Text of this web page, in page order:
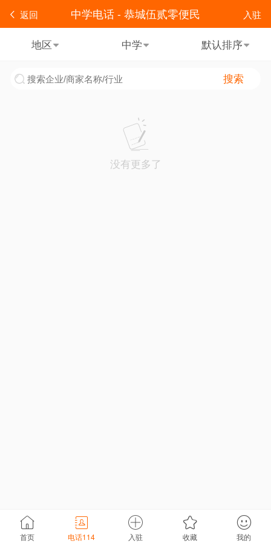
返回 入驻
中学电话 - 恭城伍贰零便民
地区 中学 默认排序
搜索
没有更多了
首页 电话114 入驻 收藏 我的